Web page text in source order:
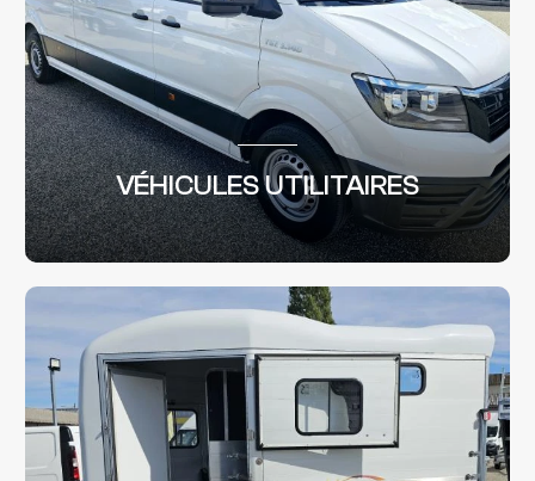
VÉHICULES UTILITAIRES